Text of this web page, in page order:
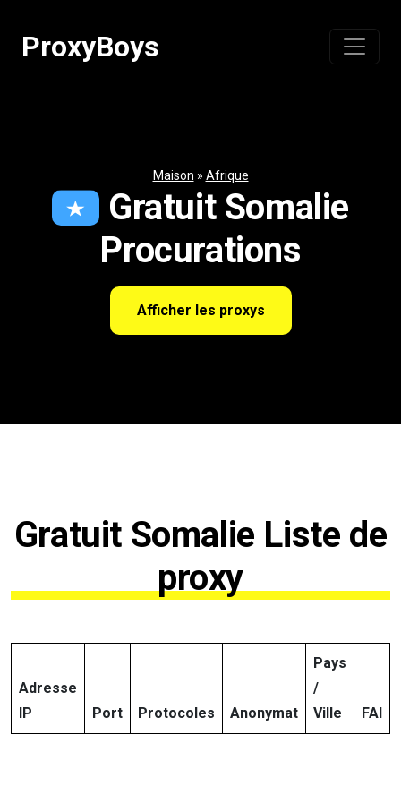
contenuProxyBoys
Maison » Afrique
Gratuit Somalie
Procurations
Afficher les proxys
Gratuit Somalie Liste de
proxy
Adresse
IP
Port Protocoles Anonymat
Pays
/
Ville
FAI